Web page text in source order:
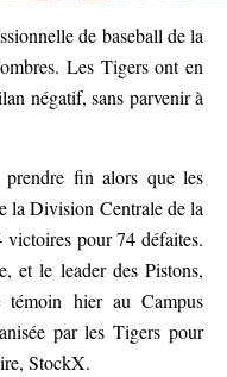
de baseball de la
Les Tigers ont en
négatif, sans parvenir à
prendre fin alors que les
la Division Centrale de la
pour 74 défaites.
et le leader des Pistons,
hier au Campus
par les Tigers pour
StockX.